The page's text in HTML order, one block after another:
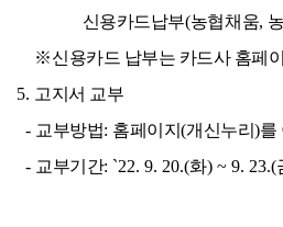
신용카드납부(농협채움,
※신용카드 납부는 카드사 홈페
5. 고지서 교부
- 교부방법: 홈페이지(개신누리)를
- 교부기간: `22. 9. 20.(화) ~ 9. 23.(